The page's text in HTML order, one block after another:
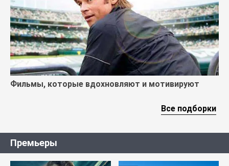
Фильмы, которые вдохновляют и мотивируют
Все подборки
Премьеры